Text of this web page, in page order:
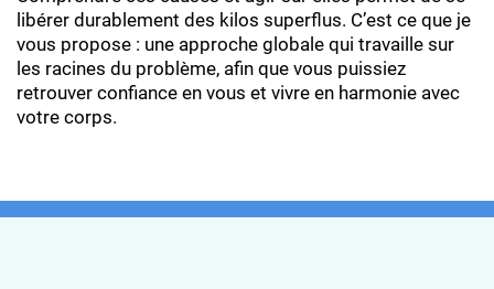
libérer durablement des kilos superflus. C’est ce que je
vous propose : une approche globale qui travaille sur
les racines du problème, afin que vous puissiez
retrouver confiance en vous et vivre en harmonie avec
votre corps.